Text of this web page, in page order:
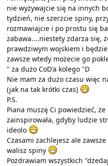
nie wyżywajcie się na innych
tydzień, nie szerzcie spiny,
rozmawiajcie i po prostu się
zabawa....niestety zdarza się,
prawdziwym wojskiem i będzie
zawsze wtedy możecie go
" za dużo CoD'a kolego "D
Nie mam za dużo czasu więc
(jak na tak krótki czas)
P.S.
Piana muszę Ci powiedzieć,
zainspirowała, gdyby ludzie
ideolo
Czasami zachlejesz ale
walisz spiny
Pozdrawiam wszystkich